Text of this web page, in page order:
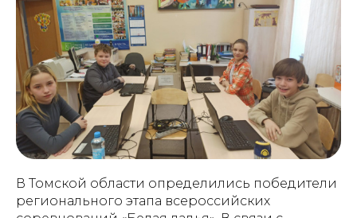
В Томской области определились победители
регионального этапа всероссийских